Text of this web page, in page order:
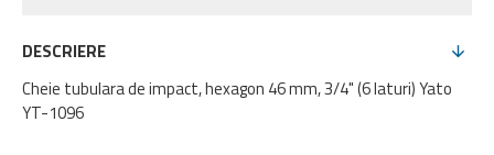
DESCRIERE
Cheie tubulara de impact, hexagon 46 mm, 3/4" (6 laturi) Yato
YT-1096